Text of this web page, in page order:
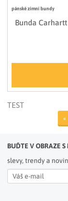
pánské zimní bundy
Bunda
TEST
«
BUĎTE V OBRAZE
slevy, trendy a